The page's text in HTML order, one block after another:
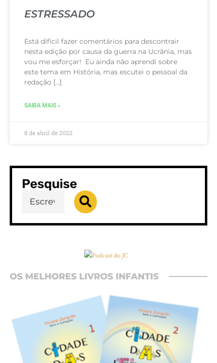
ESTRESSADO
Está difícil fazer comentários para descontrair
nesta edição por causa da guerra na Ucrânia, mas
vou me esforçar! Eu ainda não aprendi sobre
este tema em História, mas escutei o pessoal da
redação […]
SAIBA MAIS »
8 de abril de 2022
Pesquise